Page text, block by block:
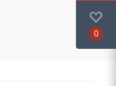
0